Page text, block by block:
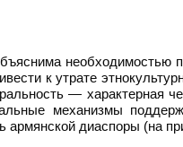
необходимостью
к утрате
— характерная
механизмы
армянской диаспоры (на